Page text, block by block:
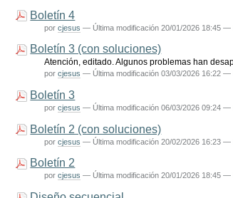
Boletín 4
porcjesus — Última modificación 20/01/2026 18:45—
Boletín 3 (con soluciones)
Atención, editado. Algunos problemas han
porcjesus — Última modificación 03/03/2026 16:22—
Boletín 3
porcjesus — Última modificación 06/03/2026 09:24—
Boletín 2 (con soluciones)
porcjesus — Última modificación 20/02/2026 16:23—
Boletín 2
porcjesus — Última modificación 20/01/2026 18:45—